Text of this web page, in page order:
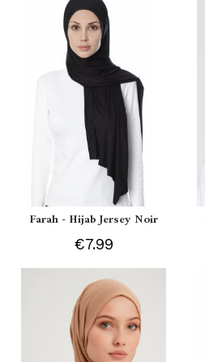
Farah - Hijab Jersey Noir
€7.99